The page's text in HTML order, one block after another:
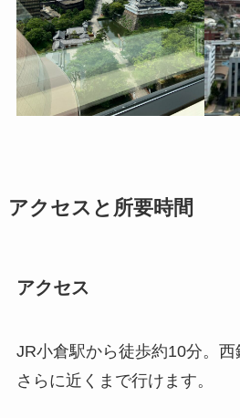
アクセスと所要時間
アクセス
JR小倉駅から徒歩約10分。
さらに近くまで行けます。